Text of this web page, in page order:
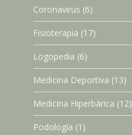
Coronavirus (6)
Fisioterapia (17)
Logopedia (6)
Medicina Deportiva (13)
Medicina Hiperbárica (12)
Podología (1)